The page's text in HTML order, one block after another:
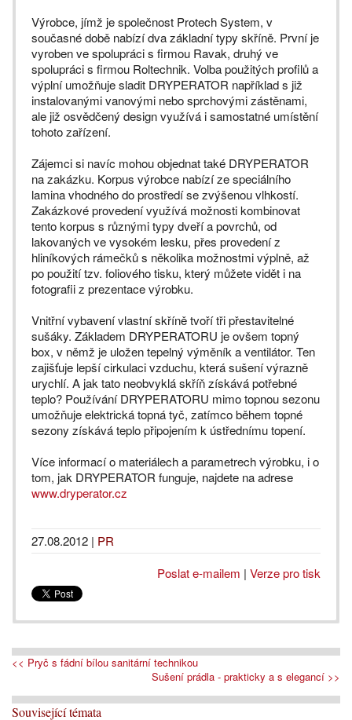
Výrobce, jímž je společnost Protech System, v
současné době nabízí dva základní typy skříně. První je
vyroben ve spolupráci s firmou Ravak, druhý ve
spolupráci s firmou Roltechnik. Volba použitých profilů a
výplní umožňuje sladit DRYPERATOR například s již
instalovanými vanovými nebo sprchovými zástěnami,
ale již osvědčený design využívá i samostatné umístění
tohoto zařízení.
Zájemci si navíc mohou objednat také DRYPERATOR
na zakázku. Korpus výrobce nabízí ze speciálního
lamina vhodného do prostředí se zvýšenou vlhkostí.
Zakázkové provedení využívá možnosti kombinovat
tento korpus s různými typy dveří a povrchů, od
lakovaných ve vysokém lesku, přes provedení z
hliníkových rámečků s několika možnostmi výplně, až
po použití tzv. foliového tisku, který můžete vidět i na
fotografii z prezentace výrobku.
Vnitřní vybavení vlastní skříně tvoří tři přestavitelné
sušáky. Základem DRYPERATORU je ovšem topný
box, v němž je uložen tepelný výměník a ventilátor. Ten
zajišťuje lepší cirkulaci vzduchu, která sušení výrazně
urychlí. A jak tato neobvyklá skříň získává potřebné
teplo? Používání DRYPERATORU mimo topnou sezonu
umožňuje elektrická topná tyč, zatímco během topné
sezony získává teplo připojením k ústřednímu topení.
Více informací o materiálech a parametrech výrobku, i o
tom, jak DRYPERATOR funguje, najdete na adrese
www.dryperator.cz
27.08.2012 | PR
Poslat e-mailem | Verze pro tisk
<< Pryč s fádní bílou sanitární technikou
Sušení prádla - prakticky a s elegancí >>
Související témata